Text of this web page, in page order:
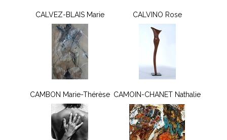
CALVEZ-BLAIS Marie CALVINO Rose
CAMBON Marie-Thérèse CAMOIN-CHANET Nathalie